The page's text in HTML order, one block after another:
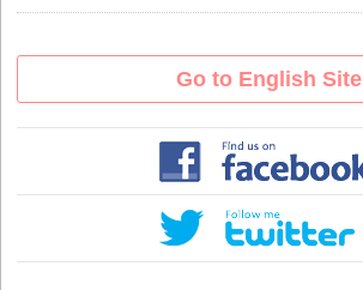
Go to English Site